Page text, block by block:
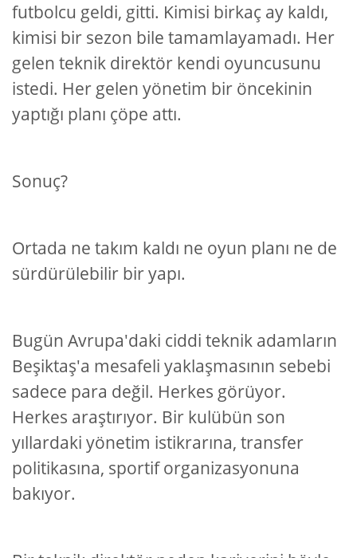
futbolcu geldi, gitti. Kimisi birkaç ay kaldı,
kimisi bir sezon bile tamamlayamadı. Her
gelen teknik direktör kendi oyuncusunu
istedi. Her gelen yönetim bir öncekinin
yaptığı planı çöpe attı.
Sonuç?
Ortada ne takım kaldı ne oyun planı ne de
sürdürülebilir bir yapı.
Bugün Avrupa'daki ciddi teknik adamların
Beşiktaş'a mesafeli yaklaşmasının sebebi
sadece para değil. Herkes görüyor.
Herkes araştırıyor. Bir kulübün son
yıllardaki yönetim istikrarına, transfer
politikasına, sportif organizasyonuna
bakıyor.